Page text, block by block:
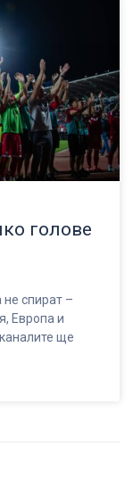
голове
спират –
Европа и
ще